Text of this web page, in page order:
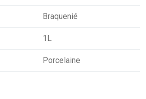
Braquenié
1L
Porcelaine